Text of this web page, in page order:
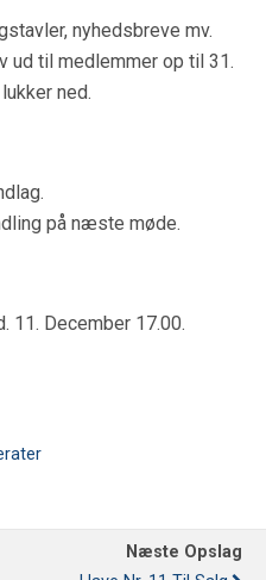
nyhedsbreve mv.
ud til medlemmer op til 31.
ned.
på næste møde.
December 17.00.
Næste Opslag